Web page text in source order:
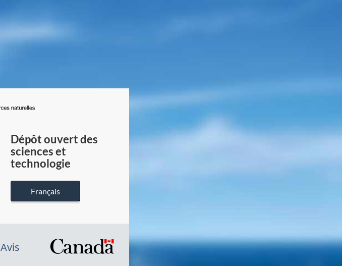
du
Canada
Dépôt ouvert des
sciences et
technologie
Français
Avis
/